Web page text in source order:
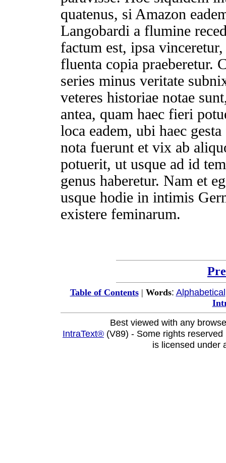
quatenus, si Amazon
Langobardi a flumine
factum est, ipsa
fluenta copia praeberetur.
series minus veritate
veteres historiae notae
antea, quam haec fieri
loca eadem, ubi haec
nota fuerunt et vix ab
potuerit, ut usque ad id
genus haberetur. Nam et
usque hodie in intimis
existere feminarum.
Table of Contents| Words: Alphabetical
Best viewed with any
IntraText® (V89) - Some rights
is licensed under